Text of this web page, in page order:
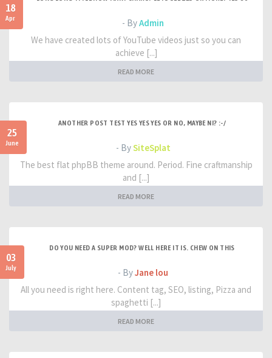
18
Apr - ByAdmin
We have created lots of YouTube videos just so you can
achieve [...]
READ MORE
25
June
ANOTHER POST TEST YES YES YES OR NO, MAYBE NI? :-/
- BySiteSplat
The best flat phpBB theme around. Period. Fine craftmanship
and [...]
READ MORE
03
July
DO YOU NEED A SUPER MOD? WELL HERE IT IS. CHEW ON THIS
- ByJane lou
All you need is right here. Content tag, SEO, listing, Pizza and
spaghetti [...]
READ MORE